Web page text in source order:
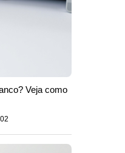
Veja como